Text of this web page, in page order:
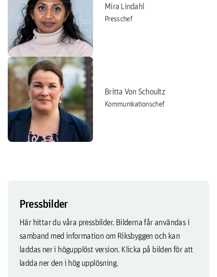
Mira Lindahl
Presschef
Britta Von Schoultz
Kommunikationschef
Pressbilder
Här hittar du våra pressbilder. Bilderna får användas i
samband med information om Riksbyggen och kan
laddas ner i högupplöst version. Klicka på bilden för att
ladda ner den i hög upplösning.